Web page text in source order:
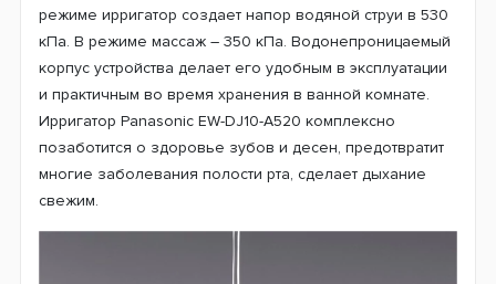
режиме ирригатор создает напор водяной струи в 530
кПа. В режиме массаж – 350 кПа. Водонепроницаемый
корпус устройства делает его удобным в эксплуатации
и практичным во время хранения в ванной комнате.
Ирригатор Panasonic EW-DJ10-A520 комплексно
позаботится о здоровье зубов и десен, предотвратит
многие заболевания полости рта, сделает дыхание
свежим.